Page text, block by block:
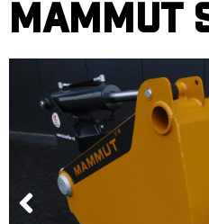
MAMMUT